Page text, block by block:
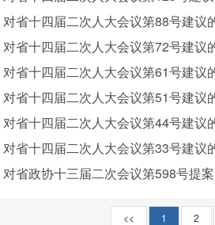
对省十四届二次人大会议第88号建议
对省十四届二次人大会议第72号建议
对省十四届二次人大会议第61号建议
对省十四届二次人大会议第51号建议
对省十四届二次人大会议第44号建议
对省十四届二次人大会议第33号建议
对省政协十三届二次会议第598号提
<< 1 2